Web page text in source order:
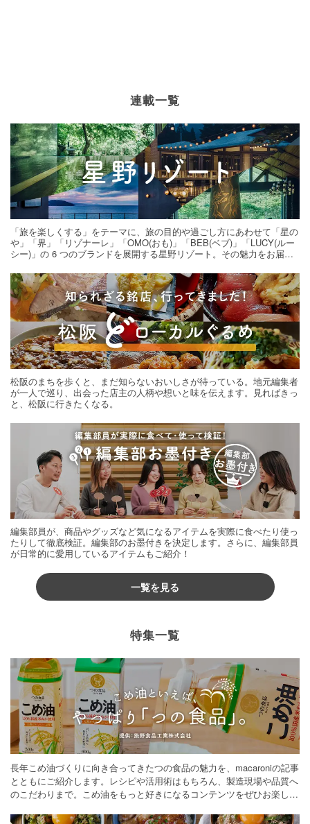
連載一覧
「旅を楽しくする」をテーマに、旅の目的や過ごし方にあわせて「星の
や」「界」「リゾナーレ」「OMO(おも)」「BEB(ベブ)」「LUCY(ルー
シー)」の 6 つのブランドを展開する星野リゾート。その魅力をお届け
松阪のまちを歩くと、まだ知らないおいしさが待っている。地元編集者
が一人で巡り、出会った店主の人柄や想いと味を伝えます。見ればきっ
と、松阪に行きたくなる。
編集部員が、商品やグッズなど気になるアイテムを実際に食べたり使っ
たりして徹底検証。編集部のお墨付きを決定します。さらに、編集部員
が日常的に愛用しているアイテムもご紹介！
一覧を見る
特集一覧
長年こめ油づくりに向き合ってきたつの食品の魅力を、macaroniの記事
とともにご紹介します。レシピや活用術はもちろん、製造現場や品質へ
のこだわりまで。こめ油をもっと好きになるコンテンツをぜひお楽しみ